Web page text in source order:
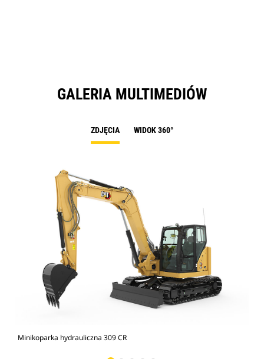
GALERIA MULTIMEDIÓW
ZDJĘCIA WIDOK 360°
Minikoparka hydrauliczna 309 CR